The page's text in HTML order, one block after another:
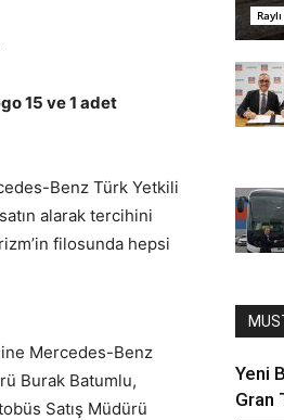
15 ve 1 adet
Benz Türk Yetkili
alarak tercihini
filosunda hepsi
Mercedes-Benz
Burak Batumlu,
Satış Müdürü
Yeni
Gran